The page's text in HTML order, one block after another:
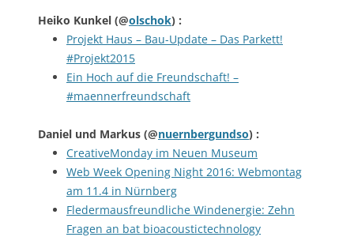
Heiko Kunkel (@olschok) :
Projekt Haus – Bau-Update – Das Parkett!
#Projekt2015
Ein Hoch auf die Freundschaft! –
#maennerfreundschaft
Daniel und Markus (@nuernbergundso) :
CreativeMonday im Neuen Museum
Web Week Opening Night 2016: Webmontag
am 11.4 in Nürnberg
Fledermausfreundliche Windenergie: Zehn
Fragen an bat bioacoustictechnology